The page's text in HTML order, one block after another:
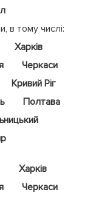
в тому числі:
Харків
Черкаси
Кривий Ріг
Полтава
Харків
Черкаси